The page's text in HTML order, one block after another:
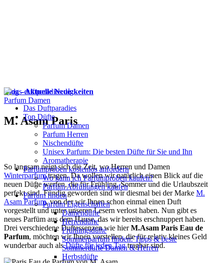
Das Duftparadies
Top Düfte
Parfum Damen
Parfum Herren
Nischendüfte
Unisex Parfum: Die besten Düfte für Sie und Ihn
Aromatherapie
Parfümproben kostenlos anfordern
Wo kann ich Parfümproben kaufen?
Parfüm Abfüllungen kaufen
Parfum finden
Parfüm Eigenschaften
Damendüfte
Herrendüfte
Frühlingsdüfte
Sommerparfum finden: Tipps & beste
Sommerdüfte Damen & Herren
Herbstdüfte
Blog - Aktuelle Neuigkeiten
Parfum Damen
M. Asam Paris
So langsam neigt sich die Zeit, wo Herren und Damen
Winterparfumtragen. Da wollen wir natürlich einen Blick auf die
neuen Düfte werfen, die für Frühling, Sommer und die Urlaubszeit
perfekt sind. Fündig geworden sind wir diesmal bei der Marke M.
Asam Parfum, von der wir Ihnen schon einmal einen Duft
vorgestellt und unter unseren Lesern verlost haben. Nun gibt es
neues Parfüm aus dem Hause, das wir bereits erschnuppert haben.
Drei verschiedene Duftessenzen wie hierM.Asam Paris Eau de
Parfum, möchten wir Ihnen vorstellen, die für relativ kleines Geld
wunderbar auch alsDüfte für jeden Tagtragbar sind.